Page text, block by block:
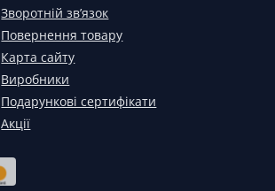
Зворотній зв’язок
Повернення товару
Карта сайту
Виробники
Подарункові сертифікати
Акції